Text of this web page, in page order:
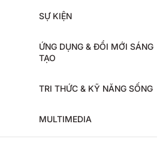
SỰ KIỆN
ỨNG DỤNG & ĐỔI MỚI SÁNG
TẠO
TRI THỨC & KỸ NĂNG SỐNG
MULTIMEDIA